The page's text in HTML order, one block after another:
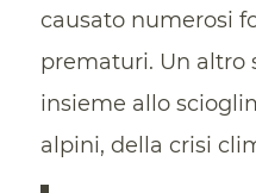
causato numerosi
prematuri. Un altro
insieme allo
alpini, della crisi